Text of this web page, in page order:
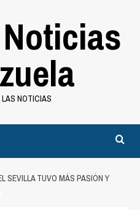
NOTICIAS
SEVILLA TUVO MÁS PASIÓN Y